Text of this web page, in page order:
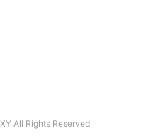
All Rights Reserved